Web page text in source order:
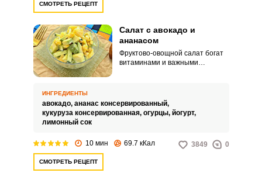
СМОТРЕТЬ РЕЦЕПТ
Салат с авокадо и
ананасом
Фруктово-овощной салат богат
витаминами и важными
а кисло-сладкая нотка ананаса
добавит свою оригинальность
ИНГРЕДИЕНТЫ
авокадо, ананас консервированный,
кукуруза консервированная, огурцы, йогурт,
лимонный сок
10 мин 69.7 кКал 3849 0
СМОТРЕТЬ РЕЦЕПТ